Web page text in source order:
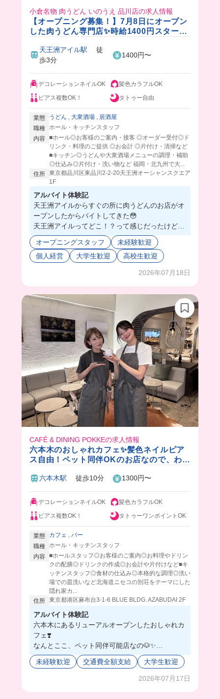
小倉名物 肉うどん いのうえ 品川店の求人情報
【オープニング募集！】7月8日にオープン
した肉うどん専門店✨時給1400円スタート
天王洲アイル駅 徒
歩3分
1400円〜
デコレーションネイルOK
髪色カラフルOK
ピアス複数OK！
タトゥー自由
業態 うどん , 大衆酒場 , 居酒屋
職種 ホール・キッチンスタッフ
内容 ■ホール◎お客様のご案内・接客 ◎オーダー受付◎ド
リンク・料理のご提供 ◎お会計 ◎片付け・清掃など
■キッチン◎うどんや大衆酒場メニューの調理・補助
◎仕込み◎片付け・洗い物など 福岡・北九州で大...
住所 東京都品川区東品川2-2-20天王洲オーシャンスクエア
1F
アルバイト体験記
天王洲アイルからすぐの所に肉うどんのお店がオ
ープンしたからバイトしてきた😳
天王洲アイルってどこ！？って感じだったけど、
埼京線直通で行けてめちゃ行きやすかった👏
ここのお店はスタッフさんがとにかく優しい…😢
私達にもすごく気遣いしてくれるし、スタッフさ
けど、ここなら初心者でも丁寧に教えてもらえる
しみんな新人だから一緒にお店を作っていけて楽
しく働けるビジョンしかわかない←
あとは、お腹いっぱいまかない食べれるのも嬉し
いね😗
オープニングスタッフ
未経験歓迎
個人経営
大学生歓迎 高校生歓迎
2026年07月18日
CAFÉ & DINING POKKEの求人情報
六本木のおしゃれカフェ✨髪色ネイルピア
ス自由！ペット同伴OKのお店なので、わん
六本木駅 徒歩10分 1300円〜
デコレーションネイルOK
髪色カラフルOK
ピアス複数OK！
タトゥーワンポイントOK
業態 カフェ , バー
職種 ホール・キッチンスタッフ
内容 ■ホールスタッフ◎お客様のご案内◎お料理やドリン
クの配膳◎ドリンクの作成◎お会計や片付けなど■キ
ッチンスタッフ◎食材の仕込み◎本格的な調理◎洗い
場での皿洗いなど北海道ニセコの別荘をテーマにした
隠れ家カ...
住所 東京都港区麻布台3-1-6 BLUE BLDG. AZABUDAI 2F
アルバイト体験記
六本木にあるリューアルオープンしたおしゃれカ
フェ❣️
なんとここ、ペット同伴可能店なの🐶✨
どうぶつ好きな人にはたまらなそう🥹
お店の雰囲気も北海道の壮大な山などがモチーフ
未経験歓迎 交通費全額支給 大学生歓迎
2026年07月17日